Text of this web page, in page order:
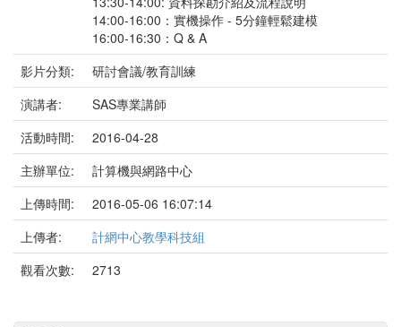
14:00-16:00：實機操作 - 5分鐘輕鬆建模
16:00-16:30：Q & A
影片分類:
研討會議/教育訓練
演講者:
SAS專業講師
活動時間:
2016-04-28
主辦單位:
計算機與網路中心
上傳時間:
2016-05-06 16:07:14
上傳者:
計網中心教學科技組
觀看次數:
2713